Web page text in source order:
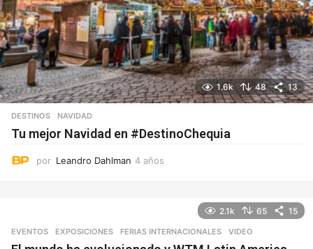
1.6k 48 13
DESTINOS NAVIDAD
Tu mejor Navidad en #DestinoChequia
por Leandro Dahlman 4 años
2.1k 65 15
EVENTOS ,EXPOSICIONES ,FERIAS INTERNACIONALES VIDEO